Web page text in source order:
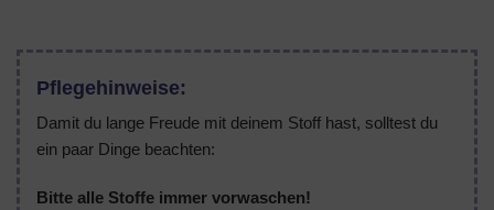
Pflegehinweise:
Damit du lange Freude mit deinem Stoff hast, solltest du
ein paar Dinge beachten:
Bitte alle Stoffe immer vorwaschen!